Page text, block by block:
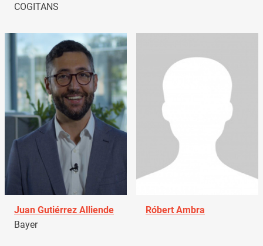
COGITANS
Juan Gutiérrez Alliende
Bayer
Róbert Ambra